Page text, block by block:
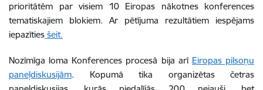
prioritātēm par visiem 10 Eiropas nākotnes konferences
tematiskajiem blokiem. Ar pētījuma rezultātiem iespējams
iepazīties šeit.
Nozīmīga loma Konferences procesā bija arī Eiropas pilsoņu
paneļdiskusijām. Kopumā tika organizētas četras